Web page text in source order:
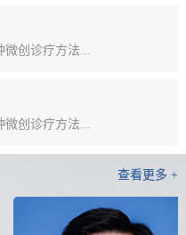
创诊疗方法...
创诊疗方法...
查看更多 +